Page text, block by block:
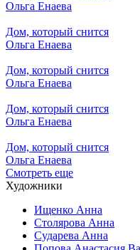
Ольга Енаева
Дом, который снится
Ольга Енаева
Дом, который снится
Ольга Енаева
Дом, который снится
Ольга Енаева
Дом, который снится
Ольга Енаева
Смотреть еще
Художники
Ищенко Анна
Столярова Анна
Сударева Анна